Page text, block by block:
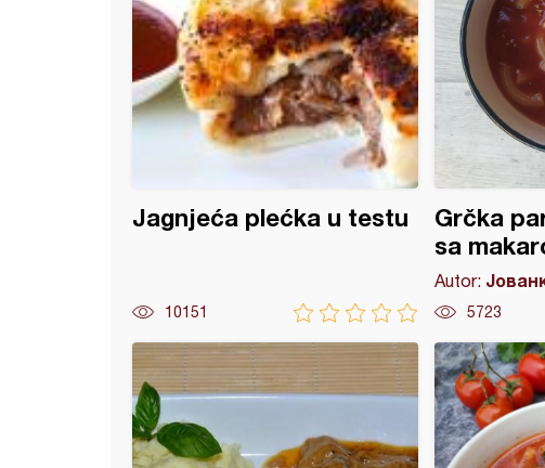
Jagnjeća plećka u testu
10151
Grčka
sa
Autor:
5723
i šargarepe i sosom
varivo od krompira i pirinča